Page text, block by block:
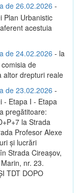
de 26.02.2026 -
Plan Urbanistic
acestuia
de 24.02.2026 - la
de
altor drepturi reale
de 23.02.2026 -
- Etapa I - Etapa
pregătitoare:
la Strada
Profesor Alexe
și lucrări
Strada Cireașov,
nr. 23.
TDT DOPO